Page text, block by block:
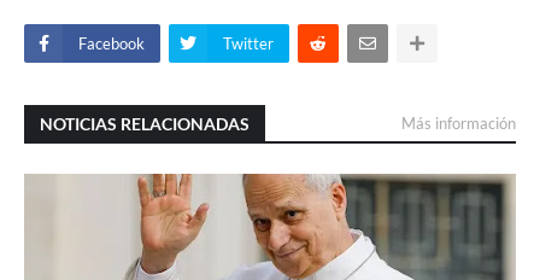
Facebook Twitter
NOTICIAS RELACIONADAS Más información